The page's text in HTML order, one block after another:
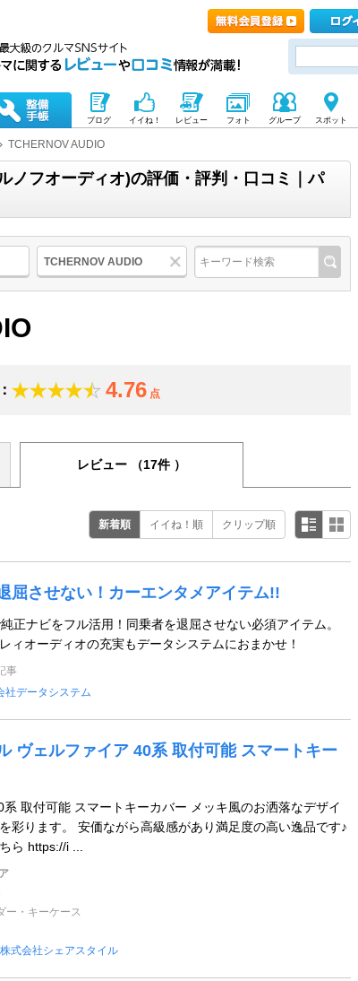
ブログ イイね！ レビュー フォト グループ スポット
TCHERNOV AUDIO
ノフオーディオ)の評価・評判・口コミ｜パ
TCHERNOV AUDIO
4.76 点
レビュー （17件 ）
新着順 イイね！順 クリップ順
屈させない！カーエンタメアイテム!!
正ナビをフル活用！同乗者を退屈させない必須アイテム。
ィオーディオの充実もデータシステムにおまかせ！
事
社データシステム
ヴェルファイア 40系 取付可能 スマートキー
取付可能 スマートキーカバー メッキ風のお洒落なデザイ
彩ります。 安価ながら高級感があり満足度の高い逸品です♪
ら https://i ...
ー・キーケース
株式会社シェアスタイル